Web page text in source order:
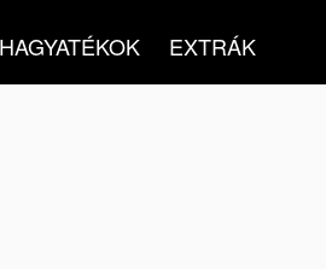
EXTRÁK